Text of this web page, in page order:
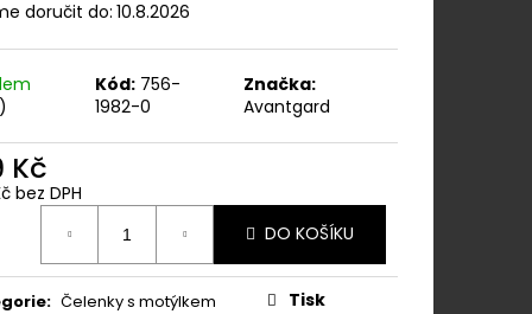
doručit do: 10.8.2026
Kód: 756-
1982-0
Značka:
Avantgard
Kč
bez DPH
DO KOŠÍKU
: Čelenky s motýlkem
Tisk
KŮŽE 886-